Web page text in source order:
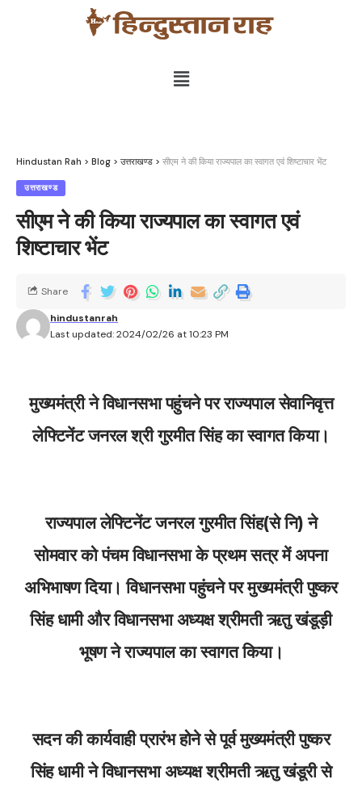
Hindustan Rah > Blog > उत्तराखण्ड > सीएम ने की किया राज्यपाल का स्वागत एवं शिष्टाचार भेंट
उत्तराखण्ड
सीएम ने की किया राज्यपाल का स्वागत एवं
शिष्टाचार भेंट
Last updated: 2024/02/26 at 10:23 PM
hindustanrah
Share
मुख्यमंत्री ने विधानसभा पहुंचने पर राज्यपाल सेवानिवृत्त
लेफ्टिनेंट जनरल श्री गुरमीत सिंह का स्वागत किया।
राज्यपाल लेफ्टिनेंट जनरल गुरमीत सिंह(से नि) ने
सोमवार को पंचम विधानसभा के प्रथम सत्र में अपना
अभिभाषण दिया। विधानसभा पहुंचने पर मुख्यमंत्री पुष्कर
सिंह धामी और विधानसभा अध्यक्ष श्रीमती ऋतु खंडूड़ी
भूषण ने राज्यपाल का स्वागत किया।
सदन की कार्यवाही प्रारंभ होने से पूर्व मुख्यमंत्री पुष्कर
सिंह धामी ने विधानसभा अध्यक्ष श्रीमती ऋतु खंडूरी से